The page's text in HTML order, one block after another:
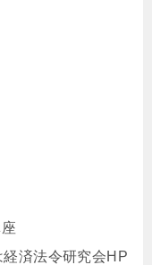
済法令研究会HP